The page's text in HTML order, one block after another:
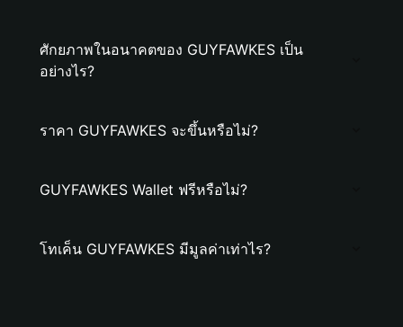
ศักยภาพในอนาคตของ GUYFAWKES เป็น
อย่างไร?
ราคา GUYFAWKES จะขึ้นหรือไม่?
GUYFAWKES Wallet ฟรีหรือไม่?
โทเค็น GUYFAWKES มีมูลค่าเท่าไร?